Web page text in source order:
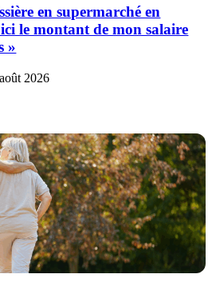
en supermarché en
le montant de mon salaire
»
2026